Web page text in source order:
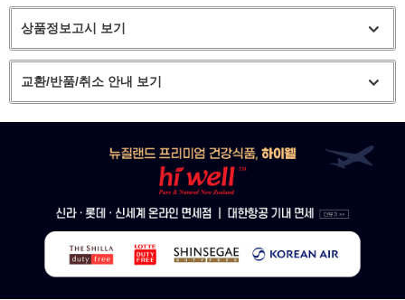
상품정보고시 보기
교환/반품/취소 안내 보기